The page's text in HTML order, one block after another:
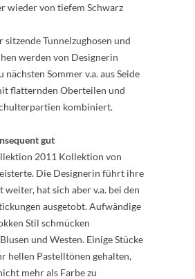
wieder von tiefem Schwarz
sitzende Tunnelzughosen und
werden von Designerin
nächsten Sommer v.a. aus Seide
flatternden Oberteilen und
kombiniert.
gut
2011 Kollektion von
Die Designerin führt ihre
weiter, hat sich aber v.a. bei den
ausgetobt. Aufwändige
Stil schmücken
und Westen. Einige Stücke
hellen Pastelltönen gehalten,
mehr als Farbe zu